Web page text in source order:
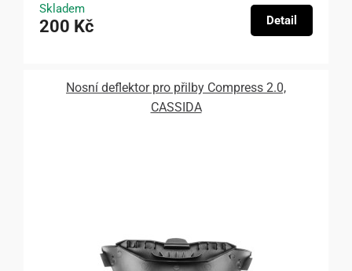
Skladem
200 Kč Detail
Nosní deflektor pro přilby Compress 2.0,
CASSIDA